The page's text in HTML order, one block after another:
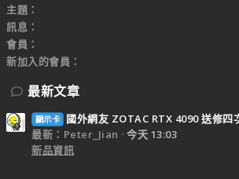
主題
訊息
會員
新加入的會員
最新文章
顯示卡
國外網友 ZOTAC RTX 4090 送修四
最新：Peter_Jian
今天 13:03
新品資訊